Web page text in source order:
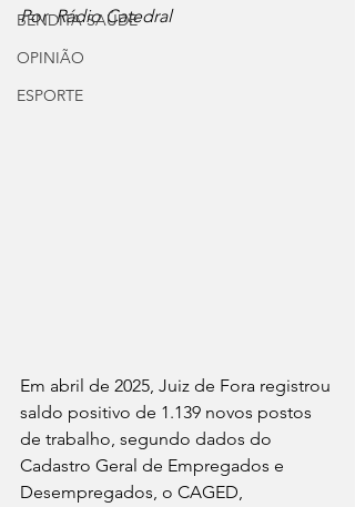
BENDITA SAÚDE
OPINIÃO
ESPORTE
Por  Rádio Catedral
Em abril de 2025, Juiz de Fora registrou
saldo positivo de 1.139 novos postos
de trabalho, segundo dados do
Cadastro Geral de Empregados e
Desempregados, o CAGED,